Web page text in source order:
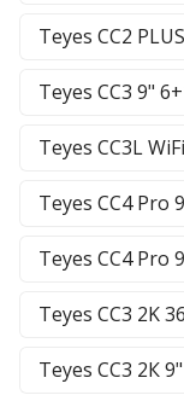
Teyes CC2
Teyes CC3 9"
Teyes CC3L
Teyes CC4 Pro
Teyes CC4 Pro
Teyes CC3 2K
Teyes CC3 2К